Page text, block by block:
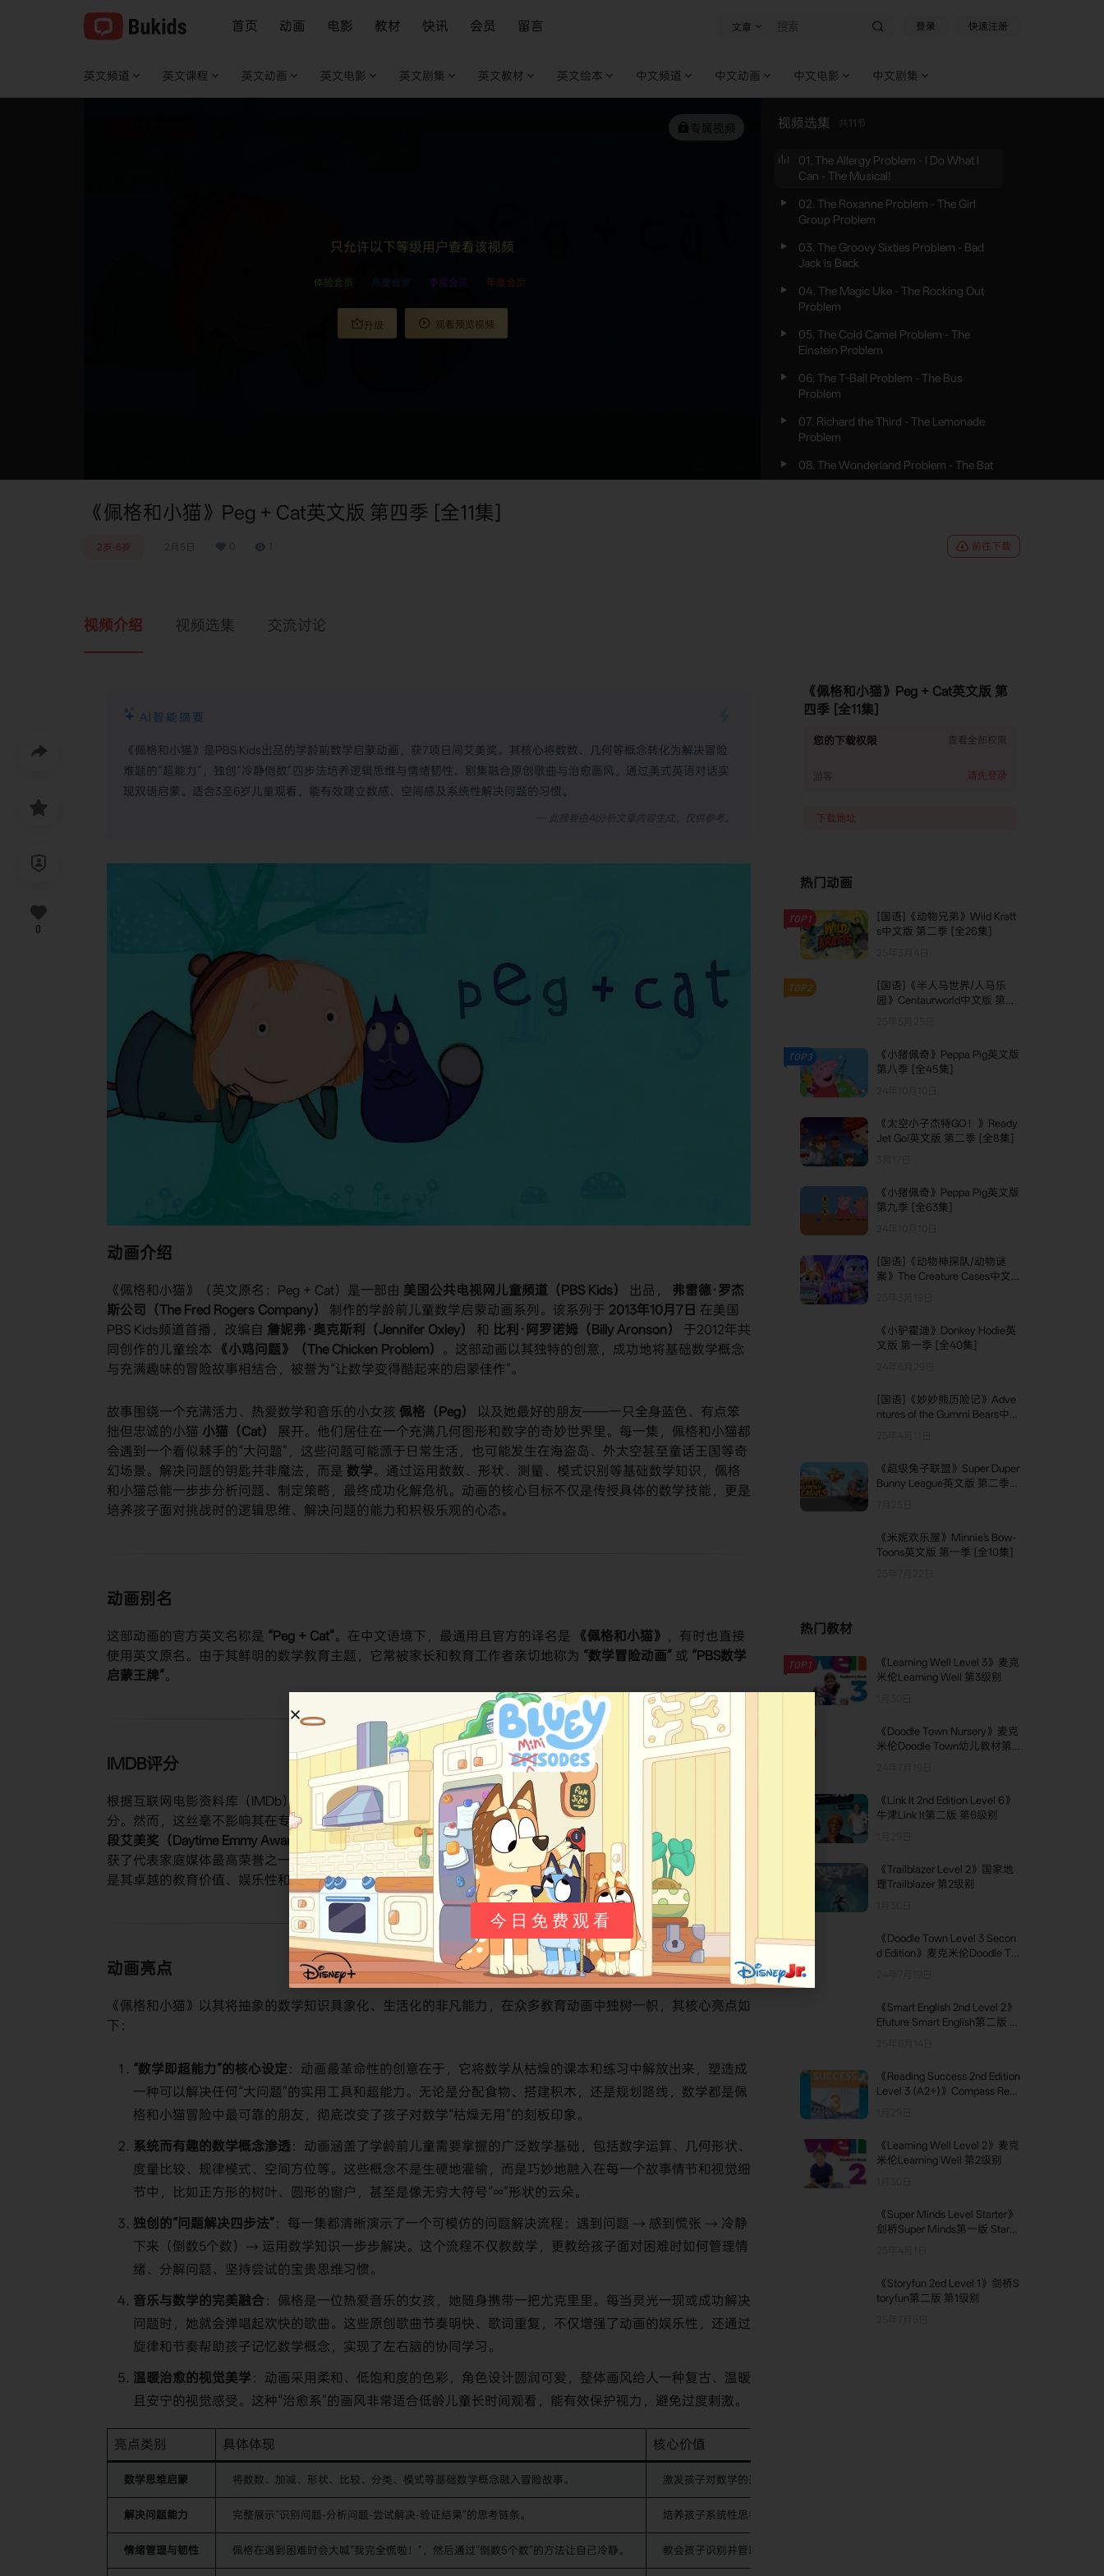
首页 动画 电影 教材 快讯 会员 留言 文章 登录 快速注册
英文频道 英文课程 英文动画 英文电影 英文剧集 英文教材 英文绘本 中文频道 中文动画 中文电影 中文剧集
专属视频
只允许以下等级用户查看该视频
体验会员 月度会员 季度会员 年度会员
升级 观看预览视频
视频选集 共 11 节
01. The Allergy Problem - I Do What I
Can - The Musical!
02. The Roxanne Problem - The Girl
Group Problem
03. The Groovy Sixties Problem - Bad
Jack is Back
04. The Magic Uke - The Rocking Out
Problem
05. The Cold Camel Problem - The
Einstein Problem
06. The T-Ball Problem - The Bus
Problem
07. Richard the Third - The Lemonade
Problem
08. The Wonderland Problem - The Bat
Mitzvah Problem
10. The Ring Problem - The Wedding
《佩格和小猫》Peg + Cat英文版 第四季 [全11集]
2岁-6岁 2月5日 前往下载
视频介绍 视频选集 交流讨论
AI智能摘要
《佩格和小猫》是PBS Kids出品的学龄前数学启蒙动画，获7项日间艾美奖。其核心将数数、几何等概念转化为解决冒险
难题的“超能力”，独创“冷静倒数”四步法培养逻辑思维与情绪韧性。剧集融合原创歌曲与治愈画风，通过美式英语对话实
现双语启蒙。适合3至6岁儿童观看，能有效建立数感、空间感及系统性解决问题的习惯。
动画介绍
《佩格和小猫》（英文原名：Peg + Cat）是一部由 美国公共电视网儿童频道（PBS Kids） ​ 出品， 弗雷德·罗杰
斯公司（The Fred Rogers Company）
​ 制作的学龄前儿童数学启蒙动画系列。该系列于 2013年10月7日 ​ 在美国
PBS Kids频道首播，改编自 詹妮弗·奥克斯利（Jennifer Oxley） ​ 和 比利·阿罗诺姆（Billy Aronson）
​ 于2012年共
同创作的儿童绘本
《小鸡问题》（The Chicken Problem）
。这部动画以其独特的创意，成功地将基础数学概念
与充满趣味的冒险故事相结合，被誉为“让数学变得酷起来的启蒙佳作”。
故事围绕一个充满活力、热爱数学和音乐的小女孩 佩格（Peg）
​ 以及她最好的朋友——一只全身蓝色、有点笨
拙但忠诚的小猫 小猫（Cat）
​ 展开。他们居住在一个充满几何图形和数字的奇妙世界里。每一集，佩格和小猫都
会遇到一个看似棘手的“大问题”，这些问题可能源于日常生活，也可能发生在海盗岛、外太空甚至童话王国等奇
幻场景。解决问题的钥匙并非魔法，而是 数学。通过运用数数、形状、测量、模式识别等基础数学知识，佩格
和小猫总能一步步分析问题、制定策略，最终成功化解危机。动画的核心目标不仅是传授具体的数学技能，更是
培养孩子面对挑战时的逻辑思维、解决问题的能力和积极乐观的心态。
动画别名
这部动画的官方英文名称是 “Peg + Cat”。在中文语境下，最通用且官方的译名是 《佩格和小猫》
，有时也直接
使用英文原名。由于其鲜明的数学教育主题，它常被家长和教育工作者亲切地称为 “数学冒险动画” ​ 或 “PBS数学
启蒙王牌”。
IMDB评分
根据互联网电影资料库（IMDb）的官方页面信息，动画系列 《佩格和小猫》
​ 目前尚未显示一个综合性的用户评
分。然而，这丝毫不影响其在专业领域获得的极高荣誉与广泛认可。该系列自播出以来，已累计获得
段艾美奖（Daytime Emmy Awards）
，其中包括2014年获得的“杰出学龄前儿童动画节目”大奖
。此外，它还荣
获了代表家庭媒体最高荣誉之一的家长选择金奖（Parents’ Choice Gold Award）。这些顶尖行业奖项的肯定，
是其卓越的教育价值、娱乐性和制作水准获得权威认可的最佳证明。
动画亮点
《佩格和小猫》以其将抽象的数学知识具象化、生活化的非凡能力，在众多教育动画中独树一帜，其核心亮点如
下：
“数学即超能力”的核心设定 ：动画最革命性的创意在于，它将数学从枯燥的课本和练习中解放出来，塑造成
一种可以解决任何“大问题”的实用工具和超能力。无论是分配食物、搭建积木，还是规划路线，数学都是佩
格和小猫冒险中最可靠的朋友，彻底改变了孩子对数学“枯燥无用”的刻板印象。
系统而有趣的数学概念渗透：动画涵盖了学龄前儿童需要掌握的广泛数学基础，包括数字运算、几何形状、
度量比较、规律模式、空间方位等。这些概念不是生硬地灌输，而是巧妙地融入在每一个故事情节和视觉细
节中，比如正方形的树叶、圆形的窗户，甚至是像无穷大符号“∞”形状的云朵。
独创的“问题解决四步法”：每一集都清晰演示了一个可模仿的问题解决流程：遇到问题 → 感到慌张 → 冷静
下来（倒数5个数）→ 运用数学知识一步步解决。这个流程不仅教数学，更教给孩子面对困难时如何管理情
绪、分解问题、坚持尝试的宝贵思维习惯。
音乐与数学的完美融合：佩格是一位热爱音乐的女孩，她随身携带一把尤克里里。每当灵光一现或成功解决
问题时，她就会弹唱起欢快的歌曲。这些原创歌曲节奏明快、歌词重复，不仅增强了动画的娱乐性，还通过
旋律和节奏帮助孩子记忆数学概念，实现了左右脑的协同学习。
温暖治愈的视觉美学 ：动画采用柔和、低饱和度的色彩，角色设计圆润可爱，整体画风给人一种复古、温暖
且安宁的视觉感受。这种“治愈系”的画风非常适合低龄儿童长时间观看，能有效保护视力，避免过度刺激。
亮点类别 具体体现 核心价值
数学思维启蒙 将数数、加减、形状、比较、分类、模式等基础数学概念融入冒险故事。 激发孩子对数学的兴趣，建立数感、空间感和逻辑思维，为未来的正式学习打下坚实基础。
解决问题能力 完整展示“识别问题-分析问题-尝试解决-验证结果”的思考链条。 培养孩子系统性思考的习惯，提升他们面对现实挑战时的分析能力和解决策略。
情绪管理与韧性 佩格在遇到困难时会大喊“我完全慌啦！”，然后通过“倒数5个数”的方法让自己冷静。 教会孩子识别并管理挫折感，学习通过深呼吸、数数等方式平复情绪，培养抗挫折能力和坚持
0
《佩格和小猫》Peg + Cat英文版 第
四季 [全11集]
您的下载权限 查看全部权限
游客 请先登录
下载地址
热门动画
TOP1
[国语]《动物兄弟》Wild Kratt
s中文版 第二季 [全26集]
TOP2
[国语]《半人马世界/人马乐
园》Centaurworld中文版 第一
TOP3
《小猪佩奇》Peppa Pig英文版
第八季 [全45集]
《太空小子杰特GO！》Ready
Jet Go!英文版 第二季 [全8集]
《小猪佩奇》Peppa Pig英文版
第九季 [全63集]
[国语]《动物神探队/动物谜
案》The Creature Cases中文
《小驴霍迪》Donkey Hodie英
文版 第一季 [全40集]
[国语]《妙妙熊历险记》Adve
ntures of the Gummi Bears中文
《超级兔子联盟》Super Duper
Bunny League英文版 第二季
《米妮欢乐屋》Minnie's Bow-
Toons英文版 第一季 [全10集]
热门教材
TOP1
《Learning Well Level 3》麦克
米伦Learning Well 第3级别
《Doodle Town Nursery》麦克
米伦Doodle Town幼儿教材第
《Link It 2nd Edition Level 6》
牛津Link It第二版 第6级别
《Trailblazer Level 2》国家地
理Trailblazer 第2级别
《Doodle Town Level 3 Secon
d Edition》麦克米伦Doodle To
《Smart English 2nd Level 2》
Efuture Smart English第二版 第
《Reading Success 2nd Edition
Level 3 (A2+)》Compass Rea
《Learning Well Level 2》麦克
米伦Learning Well 第2级别
《Super Minds Level Starter》
剑桥Super Minds第一版 Starte
《Storyfun 2ed Level 1》剑桥S
toryfun第二版 第1级别
今日免费观看